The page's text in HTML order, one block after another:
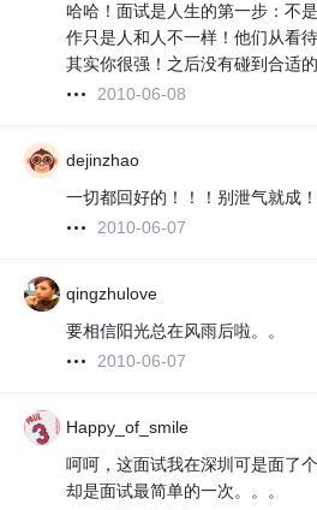
哈哈！面试是人生的第一步：不
作只是人和人不一样！他们从看
其实你很强！之后没有碰到合适的
2010-06-08
dejinzhao
一切都回好的！！！别泄气就成！
2010-06-07
qingzhulove
要相信阳光总在风雨后啦。。
2010-06-07
Happy_of_smile
呵呵，这面试我在深圳可是面了
却是面试最简单的一次。。。